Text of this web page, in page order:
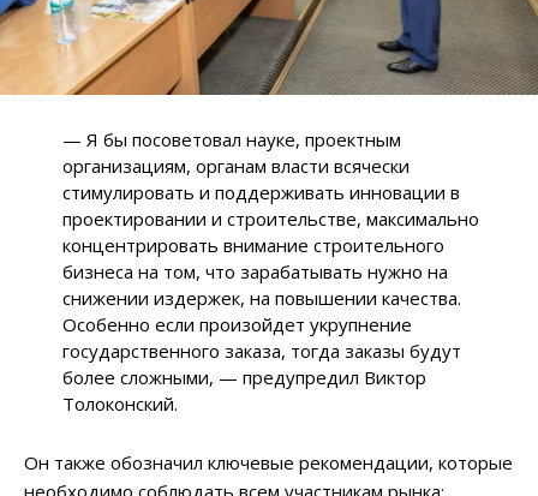
— Я бы посоветовал науке, проектным
организациям, органам власти всячески
стимулировать и поддерживать инновации в
проектировании и строительстве, максимально
концентрировать внимание строительного
бизнеса на том, что зарабатывать нужно на
снижении издержек, на повышении качества.
Особенно если произойдет укрупнение
государственного заказа, тогда заказы будут
более сложными, — предупредил Виктор
Толоконский.
Он также обозначил ключевые рекомендации, которые
необходимо соблюдать всем участникам рынка: